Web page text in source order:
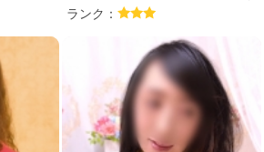
ランク：